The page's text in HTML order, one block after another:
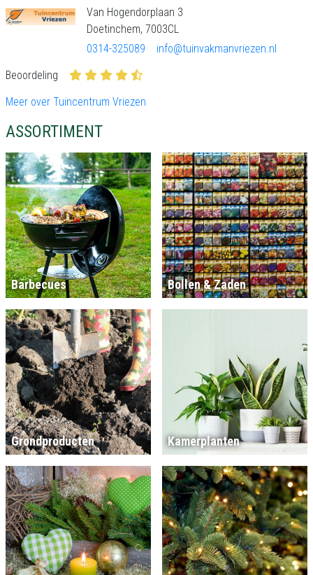
Van Hogendorplaan 3
Doetinchem, 7003CL
0314-325089
info@tuinvakmanvriezen.nl
Beoordeling
Meer over Tuincentrum Vriezen
ASSORTIMENT
Barbecues Bollen & Zaden
Grondproducten Kamerplanten